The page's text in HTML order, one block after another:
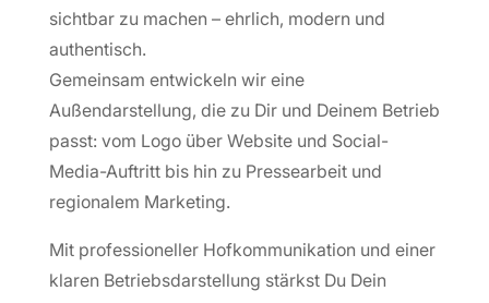
sichtbar zu machen – ehrlich, modern und
authentisch.
Gemeinsam entwickeln wir eine
Außendarstellung, die zu Dir und Deinem Betrieb
passt: vom Logo über Website und Social-
Media-Auftritt bis hin zu Pressearbeit und
regionalem Marketing.
Mit professioneller Hofkommunikation und einer
klaren Betriebsdarstellung stärkst Du Dein